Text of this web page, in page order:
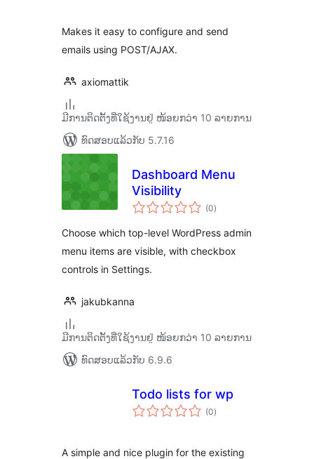
Makes it easy to configure and send
emails using POST/AJAX.
axiomattik
ມີການຕິດຕັ້ງທີ່ໃຊ້ງານຢູ່ ໜ້ອຍກວ່າ 10 ລາຍການ
ທົດສອບແລ້ວກັບ 5.7.16
Dashboard Menu
Visibility
(0ຄະແນນ
ທັງໝົດ
)
Choose which top-level WordPress admin
menu items are visible, with checkbox
controls in Settings.
jakubkanna
ມີການຕິດຕັ້ງທີ່ໃຊ້ງານຢູ່ ໜ້ອຍກວ່າ 10 ລາຍການ
ທົດສອບແລ້ວກັບ 6.9.6
Todo lists for wp
(0ຄະແນນ
ທັງໝົດ
)
A simple and nice plugin for the existing